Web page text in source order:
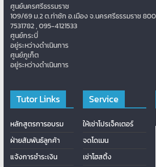
ศูนย์นครศรีธรรมราช
109/69 ม.2 ต.ท่าซัก อ.เมือง จ.นครศรีธรรมราช
7531782 , 095-4121533
ศูนย์กระบี่
อยู่ระหว่างดำเนินการ
ศูนย์ภูเก็ต
อยู่ระหว่างดำเนินการ
Tutor Links
หลักสูตรการอบรม
ฝ่ายสัมพันธ์ลูกค้า
แจ้งการชำระเงิน
Service
ให้เช่าโปรเจ็คเตอร์
จดโดเมน
เช่าโฮสติ้ง